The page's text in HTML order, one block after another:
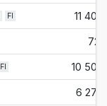
FI 11 400
721
FI 10 500
6 270